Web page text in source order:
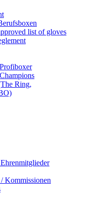
list of gloves
Ring,
Kommissionen